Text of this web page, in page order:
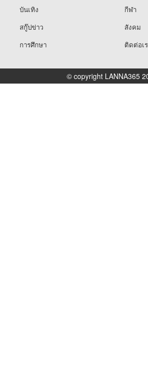
บันเทิง
กีฬา
สกู๊ปข่าว
สังคม
การศึกษา
ติดต่อเ
© copyright LANNA365